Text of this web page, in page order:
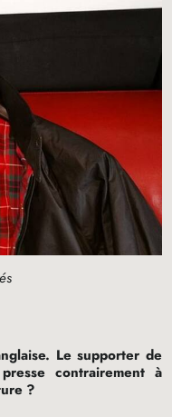
Le supporter de
contrairement à
?